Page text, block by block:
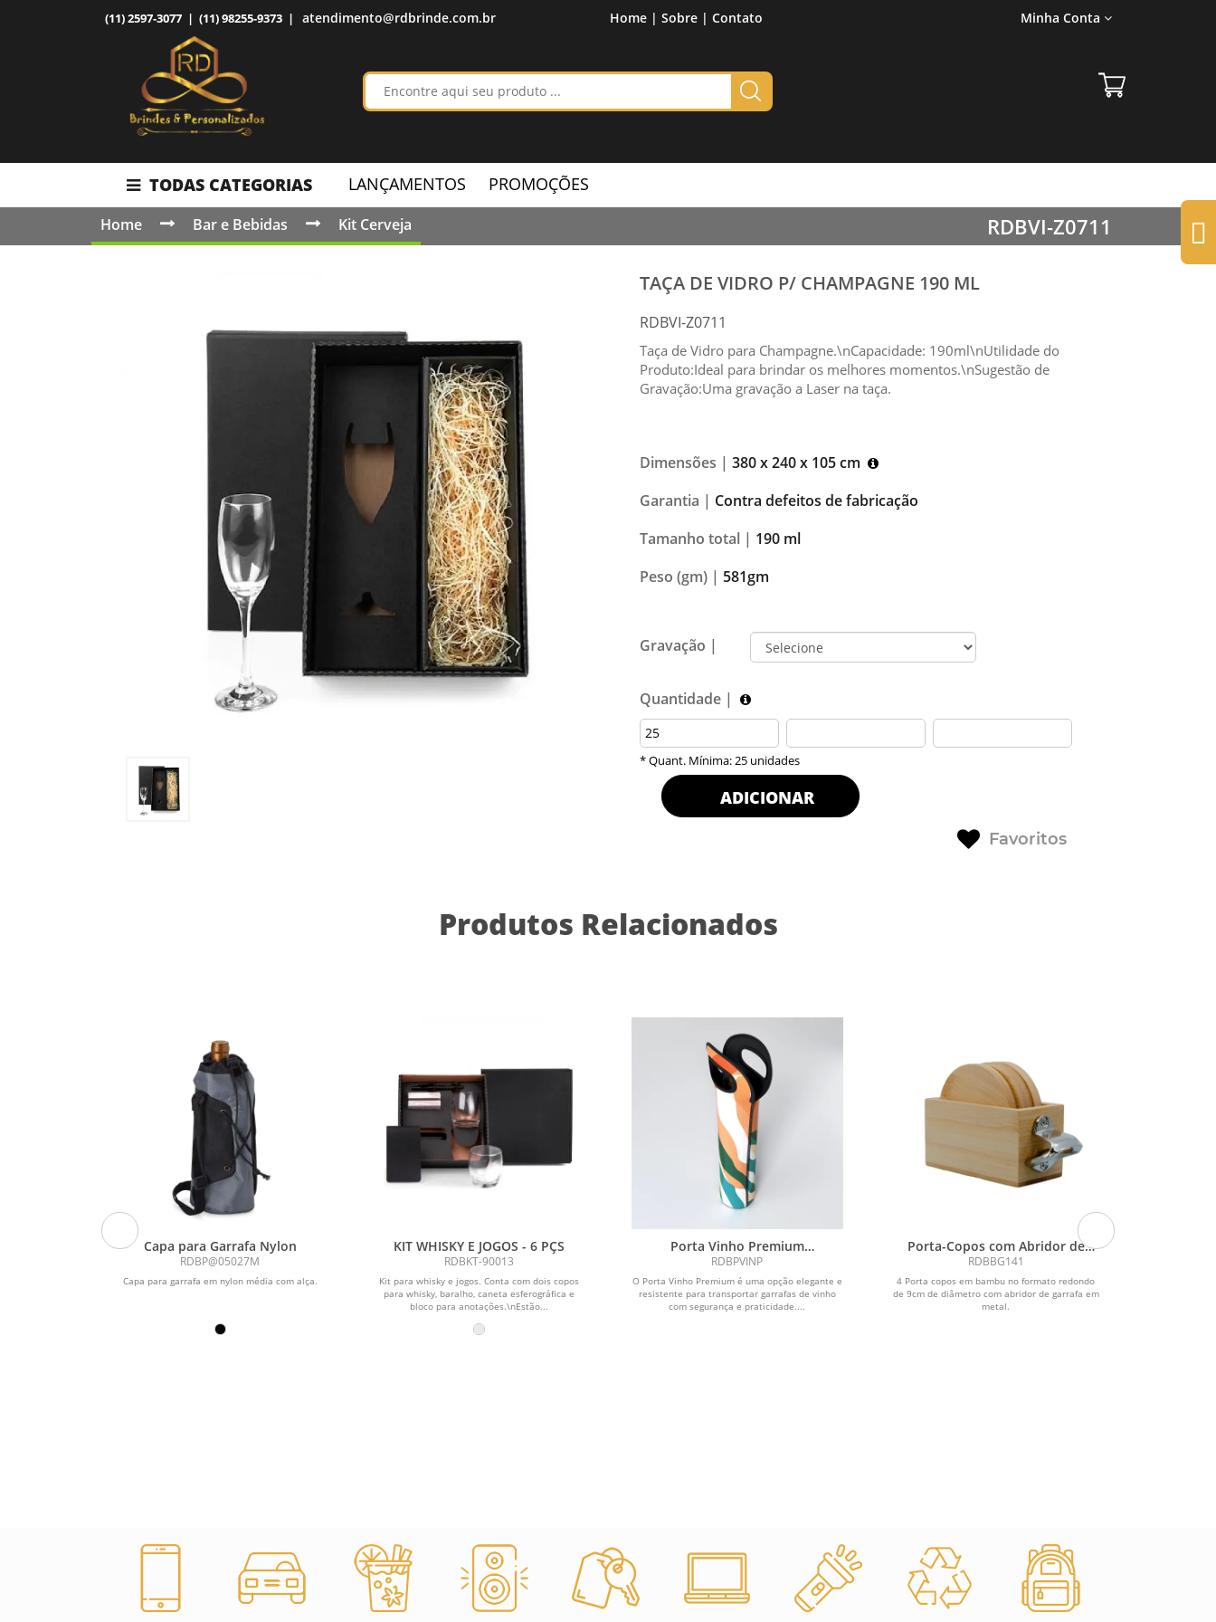
(11) 2597-3077 | (11) 98255-9373 | atendimento@rdbrinde.com.br Home | Sobre | Contato Minha Conta
TODAS CATEGORIAS LANÇAMENTOS PROMOÇÕES
Home Bar e Bebidas Kit Cerveja RDBVI-Z0711
TAÇA DE VIDRO P/ CHAMPAGNE 190 ML
RDBVI-Z0711
Taça de Vidro para Champagne.\nCapacidade: 190ml\nUtilidade do
Produto:Ideal para brindar os melhores momentos.\nSugestão de
Gravação:Uma gravação a Laser na taça.
Dimensões | 380 x 240 x 105 cm
Garantia | Contra defeitos de fabricação
Tamanho total | 190 ml
Peso (gm) | 581gm
Gravação |
Quantidade |
* Quant. Mínima: 25 unidades
ADICIONAR
Favoritos
Produtos Relacionados
Capa para Garrafa Nylon
RDBP@05027M
Capa para garrafa em nylon média com alça.
KIT WHISKY E JOGOS - 6 PÇS
RDBKT-90013
Kit para whisky e jogos. Conta com dois copos
para whisky, baralho, caneta esferográfica e
bloco para anotações.\nEstão...
Porta Vinho Premium
Personalizado
RDBPVINP
O Porta Vinho Premium é uma opção elegante e
resistente para transportar garrafas de vinho
com segurança e praticidade....
Porta-Copos com Abridor de
Garrafas
RDBBG141
4 Porta copos em bambu no formato redondo
de 9cm de diâmetro com abridor de garrafa em
metal.